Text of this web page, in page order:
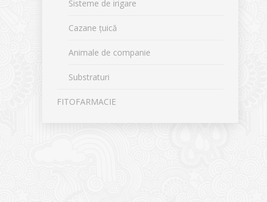
Sisteme de irigare
Cazane țuică
Animale de companie
Substraturi
FITOFARMACIE